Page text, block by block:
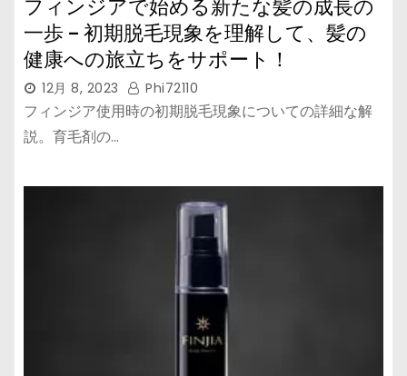
フィンジアで始める新たな髪の成長の
一歩 – 初期脱毛現象を理解して、髪の
健康への旅立ちをサポート！
12月 8, 2023 Phi72110
フィンジア使用時の初期脱毛現象についての詳細な解
説。育毛剤の…